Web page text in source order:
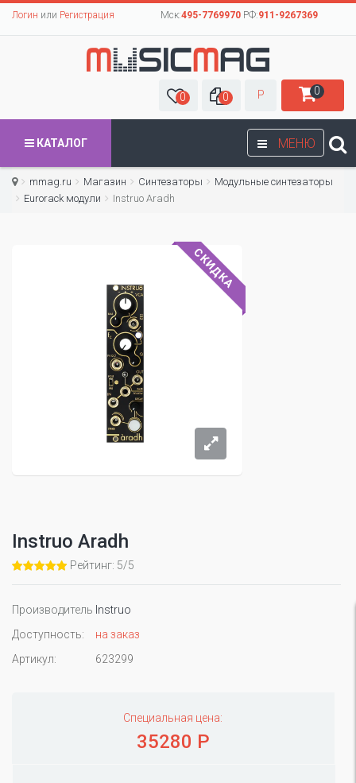
Логин или Регистрация Мск:495-7769970РФ:911-9267369
0 0 Р 0
МЕНЮ
КАТАЛОГ
mmag.ru Магазин Синтезаторы
Модульные синтезаторы
Eurorack модули
Instruo Aradh
СКИДКА
Instruo Aradh
Рейтинг: 5/5
Производитель Instruo
Доступность:
на заказ
Артикул:
623299
Специальная цена:
35280 Р